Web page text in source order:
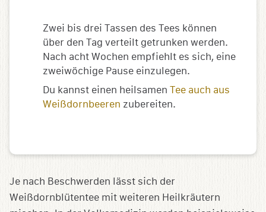
Zwei bis drei Tassen des Tees können
über den Tag verteilt getrunken werden.
Nach acht Wochen empfiehlt es sich, eine
zweiwöchige Pause einzulegen.
Du kannst einen heilsamen Tee auch aus
Weißdornbeeren zubereiten.
Je nach Beschwerden lässt sich der
Weißdornblütentee mit weiteren Heilkräutern